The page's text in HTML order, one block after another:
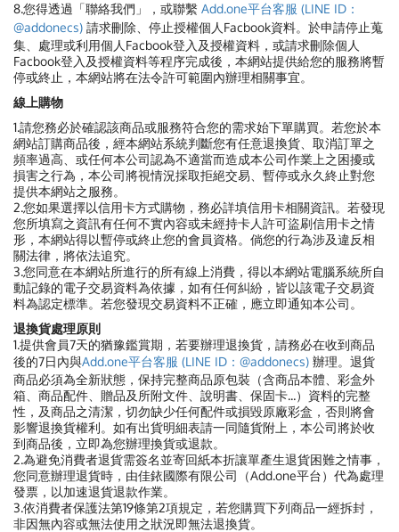
8.您得透過「聯絡我們」，或聯繫 Add.one平台客服 (LINE ID：
@addonecs) 請求刪除、停止授權個人Facbook資料。於申請停止蒐
集、處理或利用個人Facbook登入及授權資料，或請求刪除個人
Facbook登入及授權資料等程序完成後，本網站提供給您的服務將暫
停或終止，本網站將在法令許可範圍內辦理相關事宜。
線上購物
1.請您務必於確認該商品或服務符合您的需求始下單購買。若您於本
網站訂購商品後，經本網站系統判斷您有任意退換貨、取消訂單之
頻率過高、或任何本公司認為不適當而造成本公司作業上之困擾或
損害之行為，本公司將視情況採取拒絕交易、暫停或永久終止對您
提供本網站之服務。
2.您如果選擇以信用卡方式購物，務必詳填信用卡相關資訊。若發現
您所填寫之資訊有任何不實內容或未經持卡人許可盜刷信用卡之情
形，本網站得以暫停或終止您的會員資格。倘您的行為涉及違反相
關法律，將依法追究。
3.您同意在本網站所進行的所有線上消費，得以本網站電腦系統所自
動記錄的電子交易資料為依據，如有任何糾紛，皆以該電子交易資
料為認定標準。若您發現交易資料不正確，應立即通知本公司。
退換貨處理原則
1.提供會員7天的猶豫鑑賞期，若要辦理退換貨，請務必在收到商品
後的7日內與Add.one平台客服 (LINE ID：@addonecs) 辦理。退貨
商品必須為全新狀態，保持完整商品原包裝（含商品本體、彩盒外
箱、商品配件、贈品及所附文件、說明書、保固卡...）資料的完整
性，及商品之清潔，切勿缺少任何配件或損毀原廠彩盒，否則將會
影響退換貨權利。如有出貨明細表請一同隨貨附上，本公司將於收
到商品後，立即為您辦理換貨或退款。
2.為避免消費者退貨需簽名並寄回紙本折讓單產生退貨困難之情事，
您同意辦理退貨時，由佳銥國際有限公司（Add.one平台）代為處理
發票，以加速退貨退款作業。
3.依消費者保護法第19條第2項規定，若您購買下列商品一經拆封，
非因無內容或無法使用之狀況即無法退換貨。